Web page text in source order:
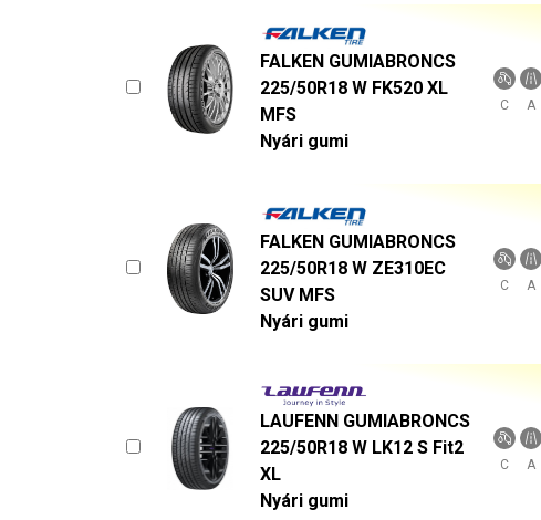
FALKEN GUMIABRONCS
225/50R18 W FK520 XL
MFS
Nyári gumi
C A
FALKEN GUMIABRONCS
225/50R18 W ZE310EC
SUV MFS
Nyári gumi
C A
LAUFENN GUMIABRONCS
225/50R18 W LK12 S Fit2
XL
Nyári gumi
C A